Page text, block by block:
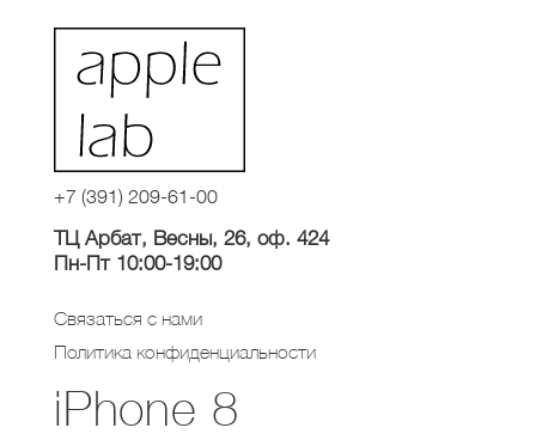
+7 (391) 209-61-00
ТЦ Арбат, Весны, 26, оф. 424
Пн-Пт 10:00-19:00
Связаться с нами
Политика конфиденциальности
iPhone 8